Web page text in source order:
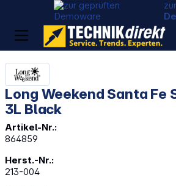
Long Weekend Santa Fe
3L Black
Artikel-Nr.:
864859
Herst.-Nr.:
213-004